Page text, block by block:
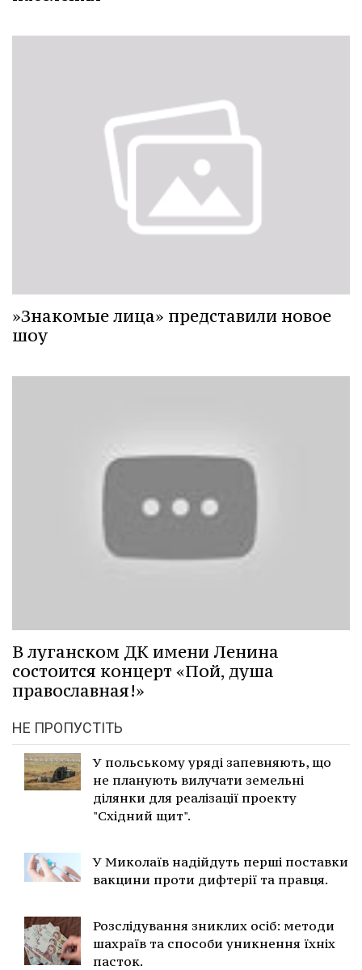
»Знакомые лица» представили новое
шоу
В луганском ДК имени Ленина
состоится концерт «Пой, душа
православная!»
НЕ ПРОПУСТІТЬ
У польському уряді запевняють, що
не планують вилучати земельні
ділянки для реалізації проекту
"Східний щит".
У Миколаїв надійдуть перші поставки
вакцини проти дифтерії та правця.
Розслідування зниклих осіб: методи
шахраїв та способи уникнення їхніх
пасток.